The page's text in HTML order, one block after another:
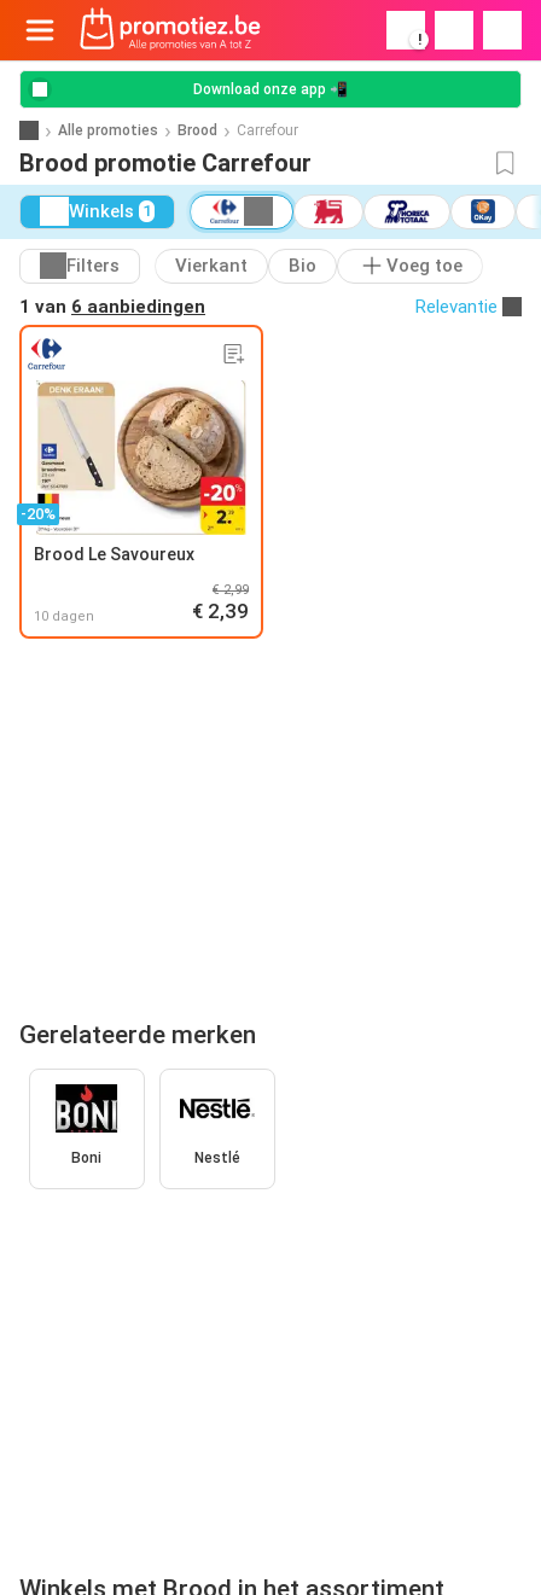
!
Download onze app 📲
Alle promoties Brood Carrefour
Brood promotie Carrefour
Winkels 1
Filters Vierkant Bio
Voeg toe
1 van 6 aanbiedingen Relevantie
-20%
Brood Le Savoureux
10 dagen
€ 2,99
€ 2,39
Gerelateerde merken
Boni Nestlé
Winkels met Brood in het assortiment